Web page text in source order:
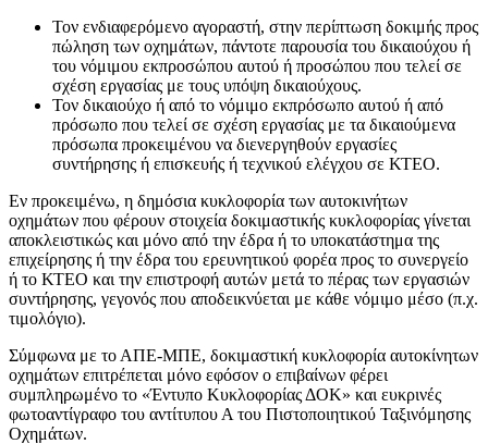
Τον ενδιαφερόμενο αγοραστή, στην περίπτωση δοκιμής προς
πώληση των οχημάτων, πάντοτε παρουσία του δικαιούχου ή
του νόμιμου εκπροσώπου αυτού ή προσώπου που τελεί σε
σχέση εργασίας με τους υπόψη δικαιούχους.
Τον δικαιούχο ή από το νόμιμο εκπρόσωπο αυτού ή από
πρόσωπο που τελεί σε σχέση εργασίας με τα δικαιούμενα
πρόσωπα προκειμένου να διενεργηθούν εργασίες
συντήρησης ή επισκευής ή τεχνικού ελέγχου σε ΚΤΕΟ.
Εν προκειμένω, η δημόσια κυκλοφορία των αυτοκινήτων
οχημάτων που φέρουν στοιχεία δοκιμαστικής κυκλοφορίας γίνεται
αποκλειστικώς και μόνο από την έδρα ή το υποκατάστημα της
επιχείρησης ή την έδρα του ερευνητικού φορέα προς το συνεργείο
ή το ΚΤΕΟ και την επιστροφή αυτών μετά το πέρας των εργασιών
συντήρησης, γεγονός που αποδεικνύεται με κάθε νόμιμο μέσο (π.χ.
τιμολόγιο).
Σύμφωνα με το ΑΠΕ-ΜΠΕ, δοκιμαστική κυκλοφορία αυτοκίνητων
οχημάτων επιτρέπεται μόνο εφόσον ο επιβαίνων φέρει
συμπληρωμένο το «Έντυπο Κυκλοφορίας ΔΟΚ» και ευκρινές
φωτοαντίγραφο του αντίτυπου Α του Πιστοποιητικού Ταξινόμησης
Οχημάτων.